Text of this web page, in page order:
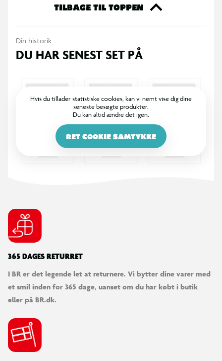
pladsbesparende størrelse gør den velegnet til mindre bord-
Specifikationer
Opbevaringsboks med roterende bund
360° rotation
Materiale: ABS-plast
Farve: hvid
TILBAGE TIL TOPPEN
Din historik
DU HAR SENEST SET PÅ
Hvis du tillader statistiske cookies, kan vi nemt vise dig dine
seneste besøgte produkter.
Du kan altid ændre det igen.
RET COOKIE SAMTYKKE
365 DAGES RETURRET
I BR er det legende let at returnere. Vi bytter dine varer med
et smil inden for 365 dage, uanset om du har købt i butik
eller på BR.dk.